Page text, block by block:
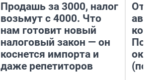
Продашь за 3000, налог
возьмут с 4000. Что
нам готовит новый
налоговый закон — он
коснется импорта и
даже репетиторов
От